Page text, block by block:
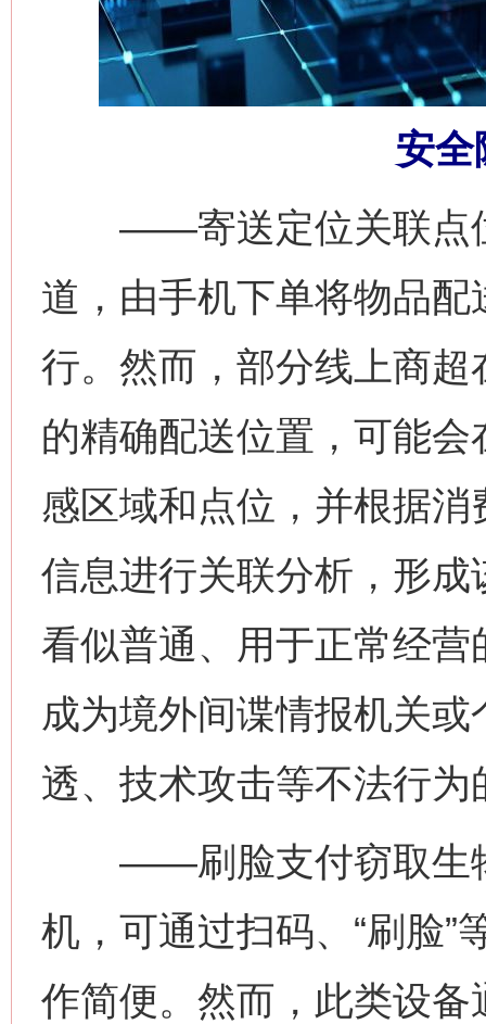
安全
——寄送定位关联点位
道，由手机下单将物品
行。然而，部分线上商
的精确配送位置，可能
感区域和点位，并根据
信息进行关联分析，形
看似普通、用于正常经
成为境外间谍情报机关
透、技术攻击等不法行为
——刷脸支付窃取生物
机，可通过扫码、“刷脸”
作简便。然而，此类设